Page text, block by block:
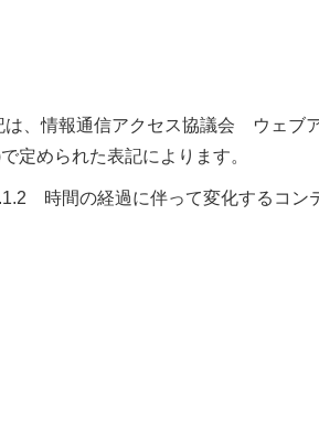
、情報通信アクセス協議会 ウェブ
定められた表記によります。
時間の経過に伴って変化するコン